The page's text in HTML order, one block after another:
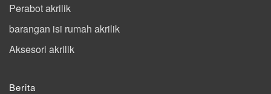
Perabot akrilik
barangan isi rumah akrilik
Aksesori akrilik
Berita